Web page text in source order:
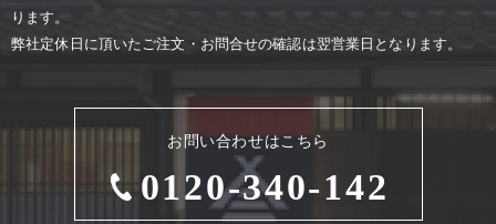
お問い合わせはこちら
0120-340-142
ります。
弊社定休⽇に頂いたご注⽂・お問合せの確認は翌営業⽇となります。